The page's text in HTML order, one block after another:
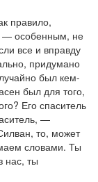
правило,
— особенным, не
все и вправду
придумано
был кем-
был для того,
Его спаситель
—
то, может
словами. Ты
нас, ты